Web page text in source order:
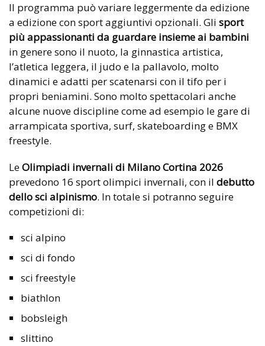
Il programma può variare leggermente da edizione
a edizione con sport aggiuntivi opzionali. Gli sport
più appassionanti da guardare insieme ai bambini
in genere sono il nuoto, la ginnastica artistica,
l’atletica leggera, il judo e la pallavolo, molto
dinamici e adatti per scatenarsi con il tifo per i
propri beniamini. Sono molto spettacolari anche
alcune nuove discipline come ad esempio le gare di
arrampicata sportiva, surf, skateboarding e BMX
freestyle.
LeOlimpiadi invernali di Milano Cortina 2026
prevedono 16 sport olimpici invernali, con il debutto
dello sci alpinismo. In totale si potranno seguire
competizioni di:
sci alpino
sci di fondo
sci freestyle
biathlon
bobsleigh
slittino